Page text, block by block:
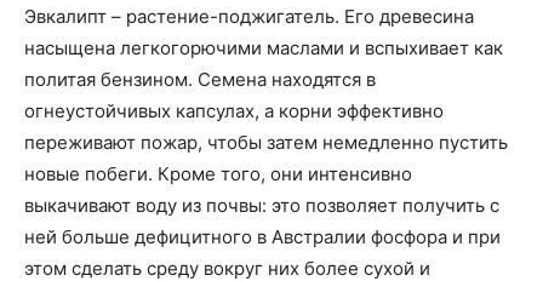
Эвкалипт – растение-поджигатель. Его древесина
насыщена легкогорючими маслами и вспыхивает как
политая бензином. Семена находятся в
огнеустойчивых капсулах, а корни эффективно
переживают пожар, чтобы затем немедленно пустить
новые побеги. Кроме того, они интенсивно
выкачивают воду из почвы: это позволяет получить с
ней больше дефицитного в Австралии фосфора и при
этом сделать среду вокруг них более сухой и